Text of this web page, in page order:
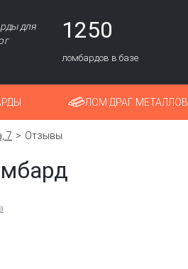
для
1250
ломбардов в базе
ЛОМ ДРАГ. МЕТАЛЛОВ
7 Отзывы